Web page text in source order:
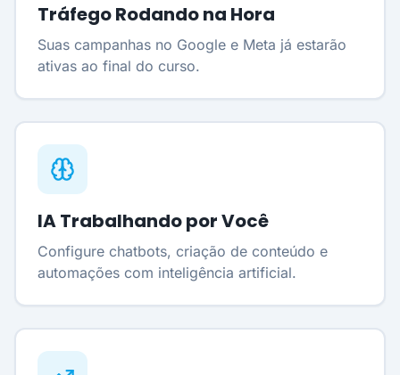
Tráfego Rodando na Hora
Suas campanhas no Google e Meta já estarão
ativas ao final do curso.
IA Trabalhando por Você
Configure chatbots, criação de conteúdo e
automações com inteligência artificial.